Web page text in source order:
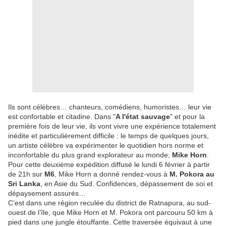
Ils sont célèbres… chanteurs, comédiens, humoristes… leur vie
est confortable et citadine. Dans "A l'état sauvage" et pour la
première fois de leur vie, ils vont vivre une expérience totalement
inédite et particulièrement difficile : le temps de quelques jours,
un artiste célèbre va expérimenter le quotidien hors norme et
inconfortable du plus grand explorateur au monde, Mike Horn
Pour cette deuxième expédition diffusé le lundi 6 février à partir
de 21h sur M6 , Mike Horn a donné rendez-vous à M. Pokora au
Sri Lanka , en Asie du Sud. Confidences, dépassement de soi et
dépaysement assurés…
C’est dans une région reculée du district de Ratnapura, au sud-
ouest de l’île, que Mike Horn et M. Pokora ont parcouru 50 km à
pied dans une jungle étouffante. Cette traversée équivaut à une